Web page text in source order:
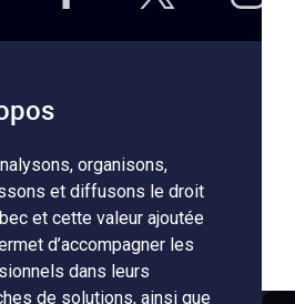
organisons,
et diffusons le droit
et cette valeur ajoutée
d’accompagner les
dans leurs
de solutions, ainsi que
À